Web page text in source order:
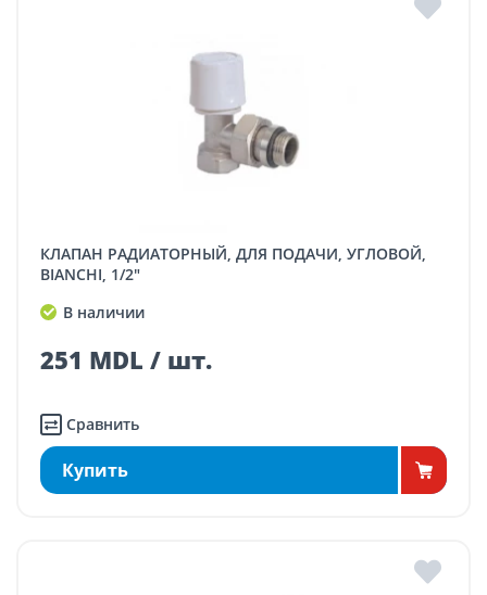
КЛАПАН РАДИАТОРНЫЙ, ДЛЯ ПОДАЧИ, УГЛОВОЙ,
BIANCHI, 1/2"
В наличии
251 MDL / шт.
Сравнить
Купить